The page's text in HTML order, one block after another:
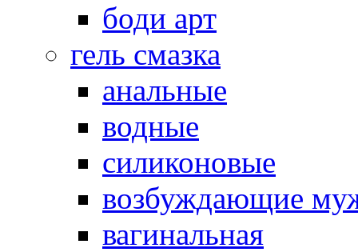
боди арт
гель смазка
анальные
водные
силиконовые
возбуждающие
вагинальная